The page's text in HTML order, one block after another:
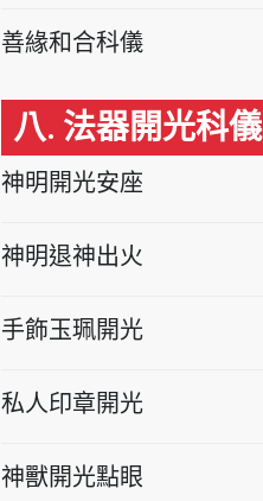
善緣和合科儀
八. 法器開光科儀
神明開光安座
神明退神出火
手飾玉珮開光
私人印章開光
神獸開光點眼